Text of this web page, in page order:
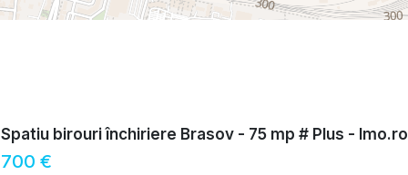
Spatiu birouri închiriere Brasov - 75 mp # Plus - Imo.ro
700 €